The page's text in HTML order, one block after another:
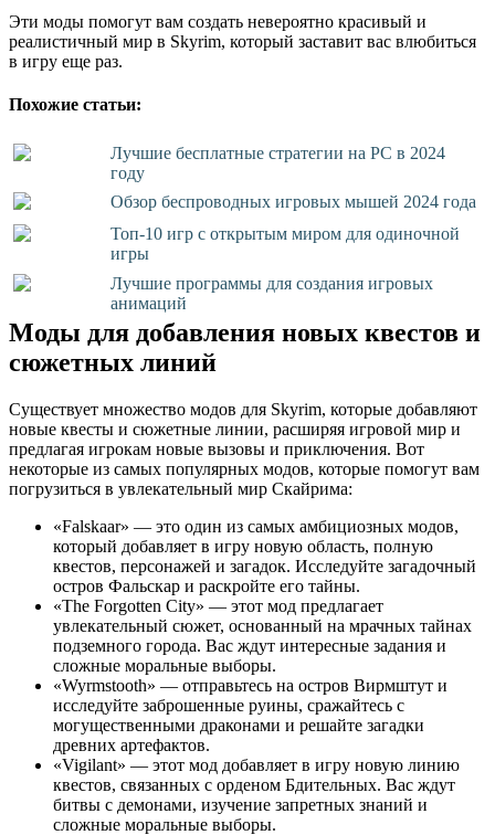
Эти моды помогут вам создать невероятно красивый и
реалистичный мир в Skyrim, который заставит вас влюбиться
в игру еще раз.
Похожие статьи:
Лучшие бесплатные стратегии на PC в 2024
году
Обзор беспроводных игровых мышей 2024 года
Топ-10 игр с открытым миром для одиночной
игры
Лучшие программы для создания игровых
анимаций
Моды для добавления новых квестов и
сюжетных линий
Существует множество модов для Skyrim, которые добавляют
новые квесты и сюжетные линии, расширяя игровой мир и
предлагая игрокам новые вызовы и приключения. Вот
некоторые из самых популярных модов, которые помогут вам
погрузиться в увлекательный мир Скайрима:
«Falskaar» — это один из самых амбициозных модов,
который добавляет в игру новую область, полную
квестов, персонажей и загадок. Исследуйте загадочный
остров Фальскар и раскройте его тайны.
«The Forgotten City» — этот мод предлагает
увлекательный сюжет, основанный на мрачных тайнах
подземного города. Вас ждут интересные задания и
сложные моральные выборы.
«Wyrmstooth» — отправьтесь на остров Вирмштут и
исследуйте заброшенные руины, сражайтесь с
могущественными драконами и решайте загадки
древних артефактов.
«Vigilant» — этот мод добавляет в игру новую линию
квестов, связанных с орденом Бдительных. Вас ждут
битвы с демонами, изучение запретных знаний и
сложные моральные выборы.